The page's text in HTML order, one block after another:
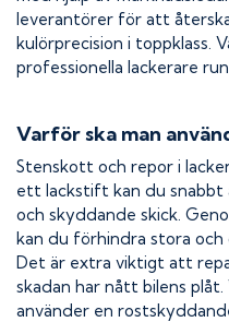
leverantörer för att
kulörprecision i toppklass.
professionella lackerare
Varför ska man
Stenskott och repor i
ett lackstift kan du snabbt
och skyddande skick.
kan du förhindra stora och
Det är extra viktigt att
skadan har nått bilens
använder en